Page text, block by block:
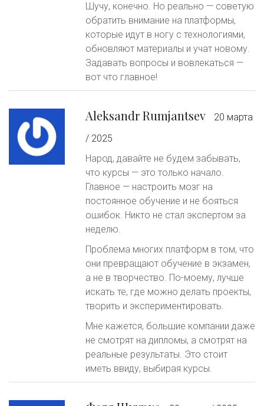
Шучу, конечно. Но реально — советую
обратить внимание на платформы,
которые идут в ногу с технологиями,
обновляют материалы и учат новому.
Задавать вопросы и вовлекаться —
вот что главное!
Aleksandr Rumjantsev
20 марта
/ 2025
Народ, давайте не будем забывать,
что курсы — это только начало.
Главное — настроить мозг на
постоянное обучение и не бояться
ошибок. Никто не стал экспертом за
неделю.
Проблема многих платформ в том, что
они превращают обучение в экзамен,
а не в творчество. По-моему, лучше
искать те, где можно делать проекты,
творить и экспериментировать.
Мне кажется, большие компании даже
не смотрят на дипломы, а смотрят на
реальные результаты. Это стоит
иметь ввиду, выбирая курсы.